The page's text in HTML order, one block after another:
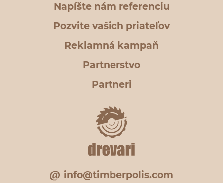
Napíšte nám referenciu
Pozvite vašich priateľov
Reklamná kampaň
Partnerstvo
Partneri
info@timberpolis.com